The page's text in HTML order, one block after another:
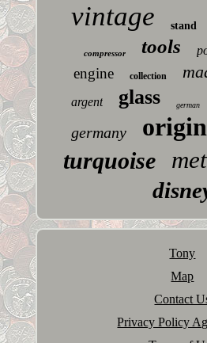
vintage stand
compressor tools
engine collection
argent glass german
germany
turquoise
Tony
Map
Contact
Privacy Policy